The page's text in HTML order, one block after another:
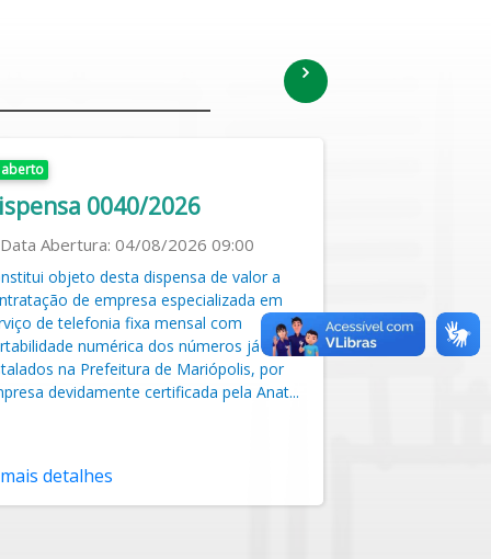
0040/2026
Abertura: 04/08/2026 09:00
objeto desta dispensa de valor a
de empresa especializada em
de telefonia fixa mensal com
numérica dos números já
na Prefeitura de Mariópolis, por
devidamente certificada pela Anat...
detalhes
limpeza urbana